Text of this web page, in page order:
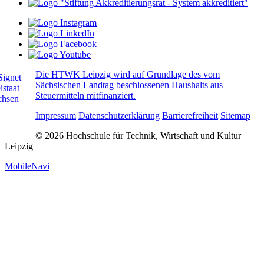
Die HTWK Leipzig wird auf Grundlage des vom
Sächsischen Landtag beschlossenen Haushalts aus
Steuermitteln mitfinanziert.
Impressum Datenschutzerklärung Barrierefreiheit Sitemap
© 2026 Hochschule für Technik, Wirtschaft und Kultur
Leipzig
MobileNavi